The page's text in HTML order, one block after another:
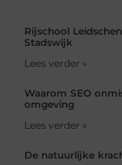
Rijschool
Stadswijk
Lees verder »
Waarom SEO
omgeving
Lees verder »
De natuurlijke